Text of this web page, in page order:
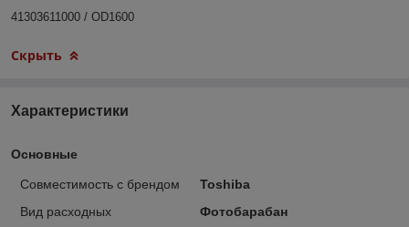
41303611000 / OD1600
Скрыть
Характеристики
Основные
Совместимость с брендом
Toshiba
Вид расходных
Фотобарабан